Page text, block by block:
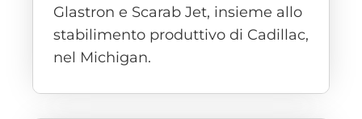
Glastron e Scarab Jet, insieme allo
stabilimento produttivo di Cadillac,
nel Michigan.